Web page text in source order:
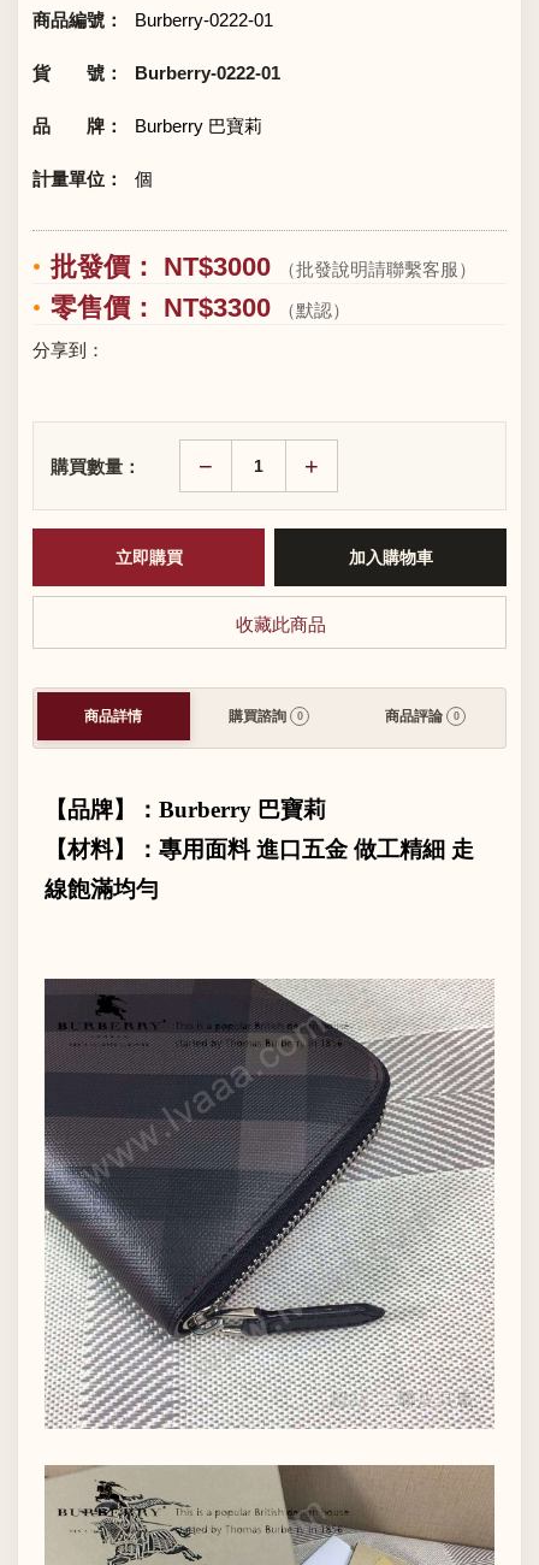
商品編號： Burberry-0222-01
貨 號： Burberry-0222-01
品 牌： Burberry 巴寶莉
計量單位： 個
批發價： NT$3000 （批發說明請聯繫客服）
零售價： NT$3300
（默認）
分享到：
購買數量： +
−
收藏此商品
商品詳情 購買諮詢 0 商品評論 0
【品牌】： Burberry 巴寶莉
【材料】：專用面料 進口五金 做工精細 走
線飽滿均勻